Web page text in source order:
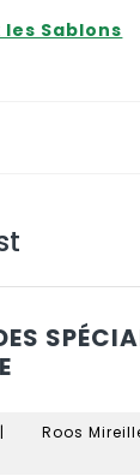
les Sablons
LA
4| Roos